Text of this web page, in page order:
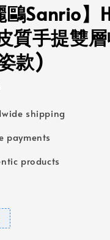
鷗Sanrio】
質手提雙
款)
shipping
payments
products